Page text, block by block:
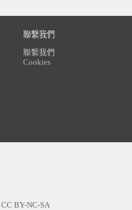
聯繫我們
聯繫我們
Cookies
CC BY-NC-SA